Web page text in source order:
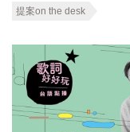
提案on the desk